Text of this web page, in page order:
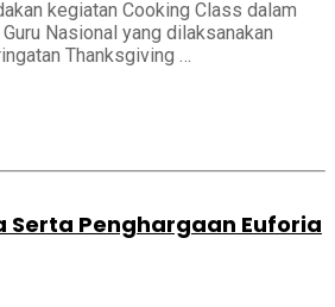
kegiatan Cooking Class dalam
Nasional yang dilaksanakan
Thanksgiving …
Serta Penghargaan Euforia